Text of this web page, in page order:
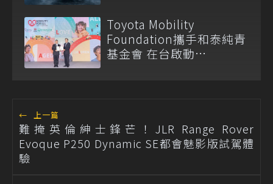
Toyota Mobility
Foundation攜手和泰純青
基金會 在台啟動
← 上一篇
難掩英倫紳士鋒芒！JLR Range Rover
Evoque P250 Dynamic SE都會魅影版試駕體
驗